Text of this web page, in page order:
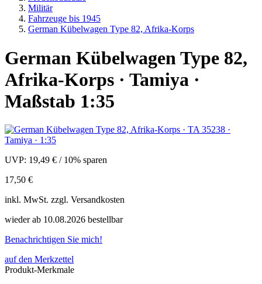
Militär
Fahrzeuge bis 1945
German Kübelwagen Type 82, Afrika-Korps
German Kübelwagen Type 82,
Afrika-Korps · Tamiya ·
Maßstab 1:35
UVP: 19,49 € / 10% sparen
17,50 €
inkl. MwSt. zzgl. Versandkosten
wieder ab 10.08.2026 bestellbar
Benachrichtigen Sie mich!
auf den Merkzettel
Produkt-Merkmale